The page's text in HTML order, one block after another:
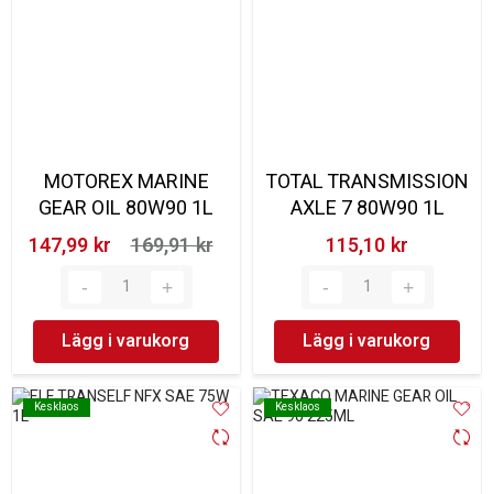
MOTOREX MARINE
GEAR OIL 80W90 1L
147,99 kr‎
169,91 kr‎
Lägg i varukorg
TOTAL TRANSMISSION
AXLE 7 80W90 1L
115,10 kr‎
Lägg i varukorg
Kesklaos
Kesklaos Kesklaos
Kesklaos